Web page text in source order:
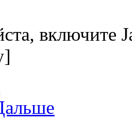
включите